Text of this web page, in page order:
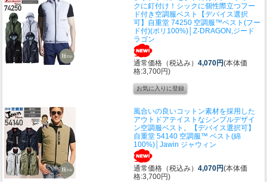
クに釘付け！シックに個性際立つフー
ド付き空調服ベスト
【デバイス選択
可】自重堂 74250 空調服™ベスト(フー
ド付)(ポリ100%)│Z-DRAGON,ジード
ラゴン
通常価格（税込み） 4,070円(本体価
格:3,700円)
風合いの良いコットン素材を採用した
アウトドアテイストなシンプルデザイ
ン空調服ベスト。
【デバイス選択可】
自重堂 54140 空調服™ ベスト(綿
100%)│Jawin ジャウィン
通常価格（税込み） 4,070円(本体価
格:3,700円)